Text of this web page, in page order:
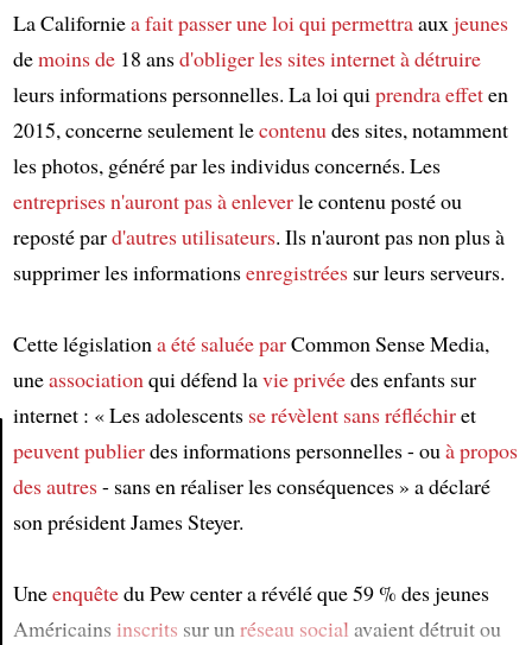
Article
La Californiea fait passer une loiqui permettraauxjeunes
demoins de18 ansd'obliger les sites internet àdétruire
leurs informations personnelles. La loi quiprendra effeten
2015, concerne seulement lecontenudes sites, notamment
les photos, généré par les individus concernés. Les
entreprisesn'auront pas à enleverle contenu posté ou
reposté pard'autres utilisateurs. Ils n'auront pas non plus à
supprimer les informationsenregistréessur leurs serveurs.
Cette législationa été saluée parCommon Sense Media,
uneassociationqui défend lavie privéedes enfants sur
internet : « Les adolescents se révèlent sans réfléchiret
peuvent publierdes informations personnelles - ouà propos
des autres- sans en réaliser les conséquences » a déclaré
son président James Steyer.
Uneenquêtedu Pew center a révélé que 59 % des jeunes
Américains inscrits sur unréseau social avaient détruit ou